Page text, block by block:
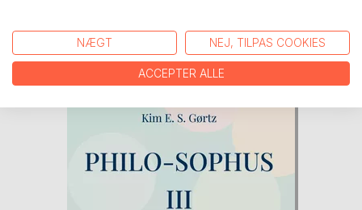
NÆGT NEJ, TILPAS COOKIES
ACCEPTER ALLE